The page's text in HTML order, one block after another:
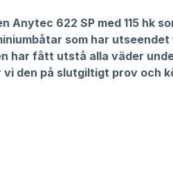
Anytec 622 SP med 115 hk
som har utseendet
har fått utstå alla väder
den på slutgiltigt prov och